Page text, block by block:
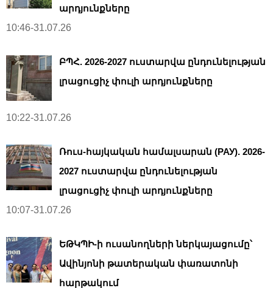
արդյունքները
10:46-31.07.26
ԲՊՀ. 2026-2027 ուստարվա ընդունելության
լրացուցիչ փուլի արդյունքները
10:22-31.07.26
Ռուս-հայկական համալսարան (РАУ). 2026-
2027 ուստարվա ընդունելության
լրացուցիչ փուլի արդյունքները
10:07-31.07.26
ԵԹԿՊԻ-ի ուսանողների ներկայացումը՝
Ավինյոնի թատերական փառատոնի
հարթակում